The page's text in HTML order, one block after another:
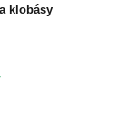
klobásy